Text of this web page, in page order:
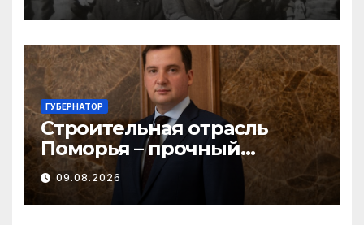
округе
ГУБЕРНАТОР
Строительная отрасль
Поморья – прочный
фундамент развития
региона
09.08.2026